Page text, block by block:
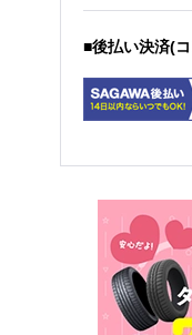
■後払い決済(